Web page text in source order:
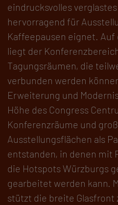
eindrucksvolles
hervorragend für
Kaffeepausen eignet.
liegt der
Tagungsräumen, die
verbunden werden
Erweiterung und
Höhe des Congress
Konferenzräume und
Ausstellungsflächen als
entstanden, in denen mit
die Hotspots Würzburgs
gearbeitet werden kann.
stützt die breite Glasfront